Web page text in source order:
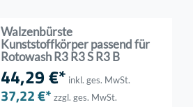
Walzenbürste
Kunststoffkörper passend für
Rotowash R3 R3 S R3 B
44,29 €* inkl. ges. MwSt.
37,22 €* zzgl. ges. MwSt.